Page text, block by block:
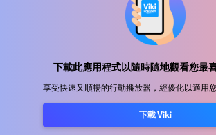
下載此應用程式以隨時隨地觀看您最
享受快速又順暢的行動播放器，經優化以適用
下載 Viki